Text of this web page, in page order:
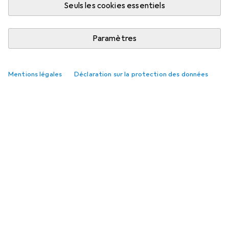
Seuls les cookies essentiels
Paramètres
Mentions légales Déclaration sur la protection des données